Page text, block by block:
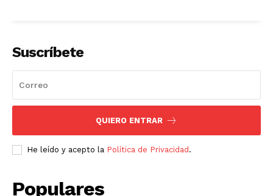
Suscríbete
QUIERO ENTRAR
He leído y acepto la Política de Privacidad.
Populares